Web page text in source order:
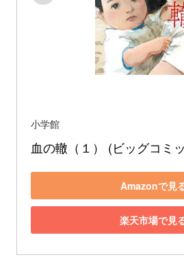
小学館
血の轍（１） (ビッグコミ
Amazonで見
楽天市場で見